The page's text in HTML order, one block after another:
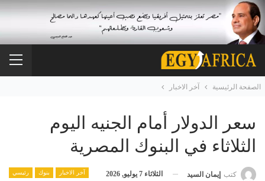
الصفحة الرئيسية آخر الاخبار
سعر الدولار أمام الجنيه اليوم
الثلاثاء في البنوك المصرية
آخر الاخبار بنوك رئيسي كتب إيمان السيد الثلاثاء 7 يوليو, 2026